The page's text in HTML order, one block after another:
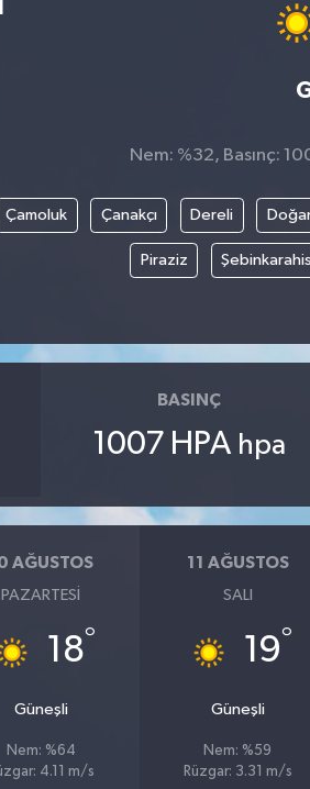
Nem: %32, Basınç:
Çamoluk Çanakçı Dereli
Piraziz
BASINÇ
1007 HPA hpa
AĞUSTOS
PAZARTESI
18°
Güneşli
Nem: %64
4.11 m/s
11 AĞUSTOS
SALI
19°
Güneşli
Nem: %59
Rüzgar: 3.31 m/s